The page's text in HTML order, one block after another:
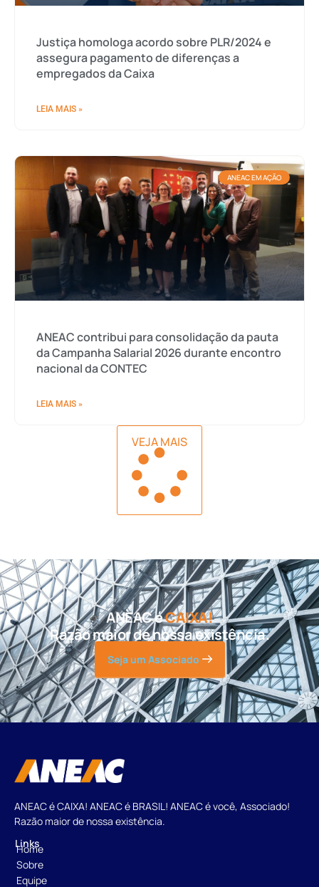
Justiça homologa acordo sobre PLR/2024 e
assegura pagamento de diferenças a
empregados da Caixa
LEIA MAIS »
ANEAC EM AÇÃO
ANEAC contribui para consolidação da pauta
da Campanha Salarial 2026 durante encontro
nacional da CONTEC
LEIA MAIS »
VEJA MAIS
ANEAC éCAIXA!
Razão maior de nossa existência.
Seja um Associado
ANEAC é CAIXA! ANEAC é BRASIL! ANEAC é você, Associado!
Razão maior de nossa existência.
Links
Home
Sobre
Equipe